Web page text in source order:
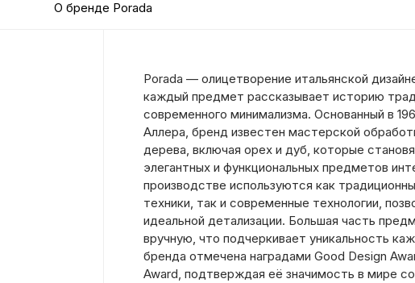
О бренде Porada
Porada — олицетворение итальянской
каждый предмет рассказывает историю
современного минимализма. Основанный в
Аллера, бренд известен мастерской
дерева, включая орех и дуб, которые
элегантных и функциональных предметов
производстве используются как
техники, так и современные технологии,
идеальной детализации. Большая часть
вручную, что подчеркивает уникальность
бренда отмечена наградами Good Design
Award, подтверждая её значимость в мире